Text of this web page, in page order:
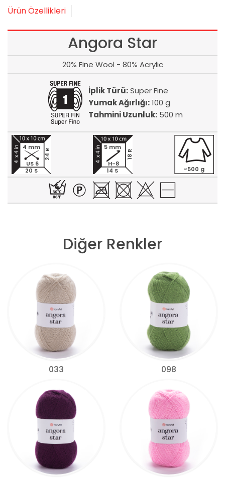
Ürün Özellikleri
Angora Star
20% Fine Wool - 80% Acrylic
İplik Türü:Super Fine
Yumak Ağırlığı:100 g
Tahmini Uzunluk: 500 m
20 S
24 R
4 mm
US 6
14 S
18 R
5 mm
H-8
~500 g
Diğer Renkler
033 098